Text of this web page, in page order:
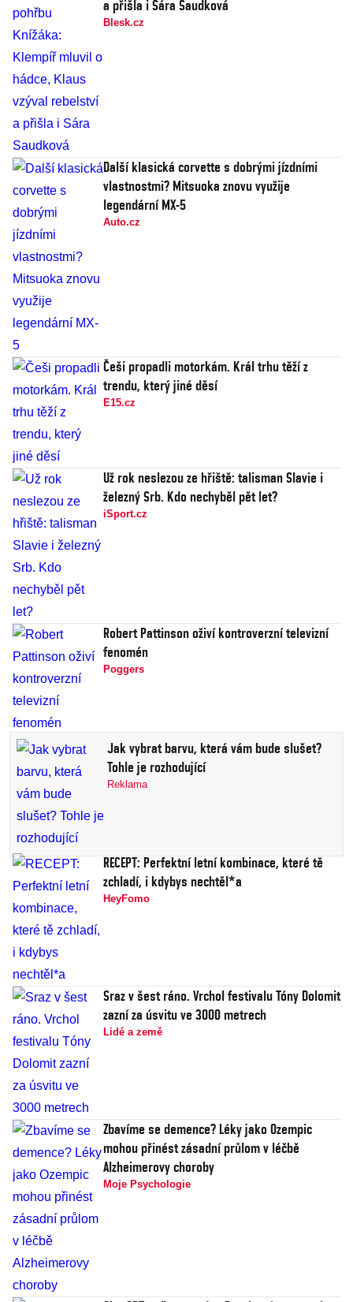
a přišla i Sára Saudková
Blesk.cz
Další klasická corvette s dobrými jízdními
vlastnostmi? Mitsuoka znovu využije
legendární MX-5
Auto.cz
Češi propadli motorkám. Král trhu těží z
trendu, který jiné děsí
E15.cz
Už rok neslezou ze hřiště: talisman Slavie i
železný Srb. Kdo nechyběl pět let?
iSport.cz
Robert Pattinson oživí kontroverzní televizní
fenomén
Poggers
Jak vybrat barvu, která vám bude slušet?
Tohle je rozhodující
Reklama
RECEPT: Perfektní letní kombinace, které tě
zchladí, i kdybys nechtěl*a
HeyFomo
Sraz v šest ráno. Vrchol festivalu Tóny Dolomit
zazní za úsvitu ve 3000 metrech
Lidé a země
Zbavíme se demence? Léky jako Ozempic
mohou přinést zásadní průlom v léčbě
Alzheimerovy choroby
Moje Psychologie